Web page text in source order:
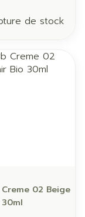
de stock
02 Beige